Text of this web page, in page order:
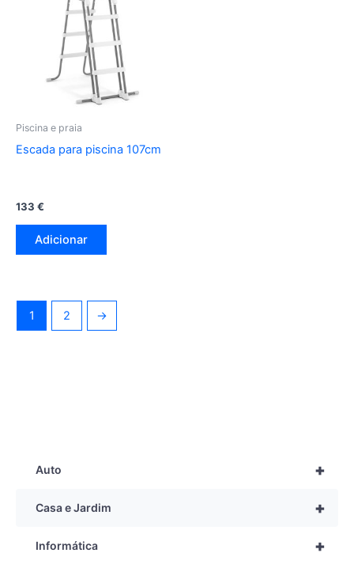
+
Auto
+
Casa e Jardim
+
Informática
Piscina e praia
Escada para piscina 107cm
133 €
Adicionar
1 2 →